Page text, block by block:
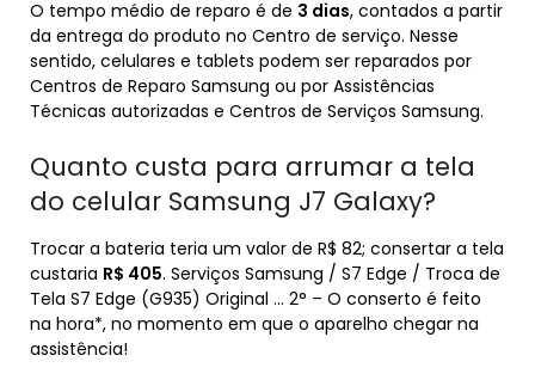
O tempo médio de reparo é de 3 dias, contados a partir
da entrega do produto no Centro de serviço. Nesse
sentido, celulares e tablets podem ser reparados por
Centros de Reparo Samsung ou por Assistências
Técnicas autorizadas e Centros de Serviços Samsung.
Quanto custa para arrumar a tela
do celular Samsung J7 Galaxy?
Trocar a bateria teria um valor de R$ 82; consertar a tela
custaria R$ 405. Serviços Samsung / S7 Edge / Troca de
Tela S7 Edge (G935) Original … 2° – O conserto é feito
na hora*, no momento em que o aparelho chegar na
assistência!